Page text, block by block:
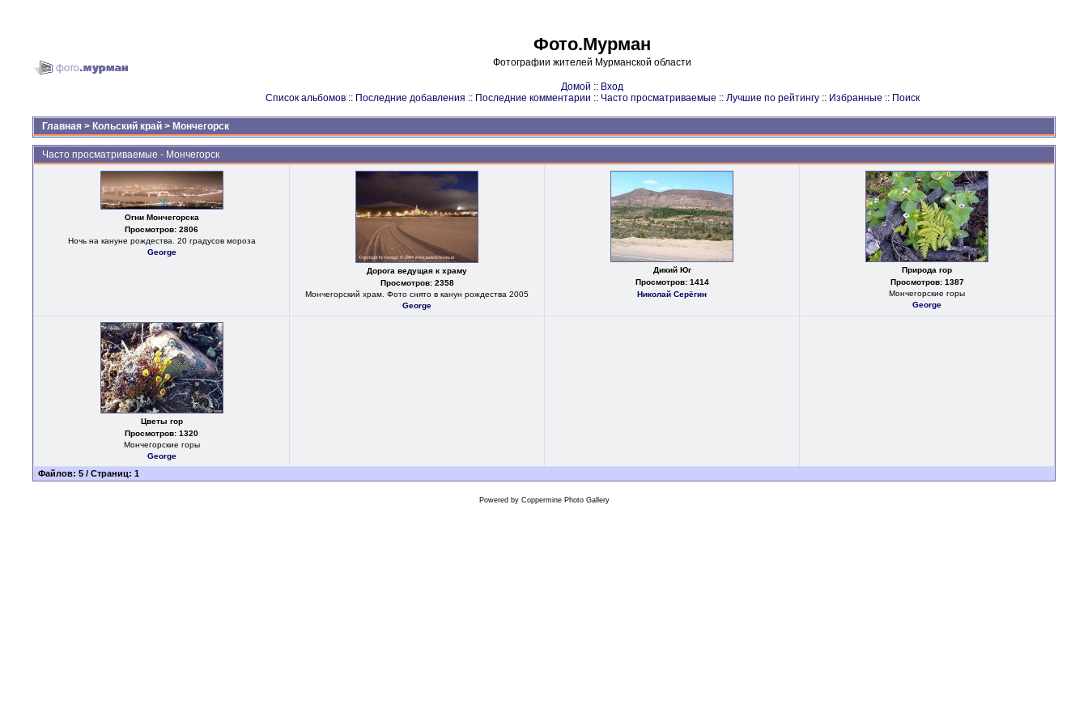
Фото.Мурман
Фотографии жителей Мурманской области
Домой :: Вход
Список альбомов:: Последние добавления :: Последние комментарии :: Часто просматриваемые :: Лучшие по рейтингу:: Избранные :: Поиск
Главная > Кольский край > Мончегорск
Часто просматриваемые - Мончегорск
Огни Мончегорска
Просмотров: 2806
Ночь на кануне рождества. 20 градусов мороза
George
Дорога ведущая к храму
Просмотров: 2358
Мончегорский храм. Фото снято в канун рождества 2005
George
Дикий Юг
Просмотров: 1414
Николай Серёгин
Природа гор
Просмотров: 1387
Мончегорские горы
George
Цветы гор
Просмотров: 1320
Мончегорские горы
George
Файлов: 5 / Страниц: 1
Powered by Coppermine Photo Gallery